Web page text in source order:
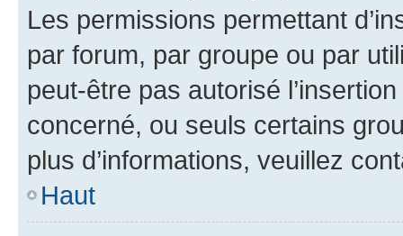
Les permissions permettant
par forum, par groupe ou par
peut-être pas autorisé
concerné, ou seuls certains
plus d’informations, veuillez
Haut